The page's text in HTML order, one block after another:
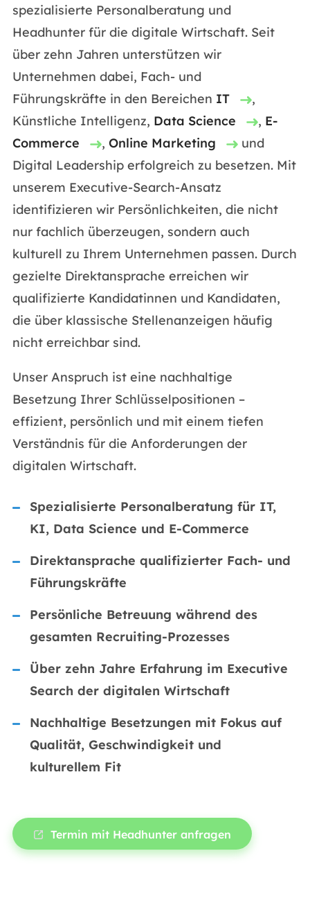
spezialisierte Personalberatung und
Headhunter für die digitale Wirtschaft. Seit
über zehn Jahren unterstützen wir
Unternehmen dabei, Fach- und
Führungskräfte in den Bereichen IT
,
Künstliche Intelligenz, Data Science , E-
Commerce
, Online Marketing
und
Digital Leadership erfolgreich zu besetzen. Mit
unserem Executive-Search-Ansatz
identifizieren wir Persönlichkeiten, die nicht
nur fachlich überzeugen, sondern auch
kulturell zu Ihrem Unternehmen passen. Durch
gezielte Direktansprache erreichen wir
qualifizierte Kandidatinnen und Kandidaten,
die über klassische Stellenanzeigen häufig
nicht erreichbar sind.
Unser Anspruch ist eine nachhaltige
Besetzung Ihrer Schlüsselpositionen –
effizient, persönlich und mit einem tiefen
Verständnis für die Anforderungen der
digitalen Wirtschaft.
Spezialisierte Personalberatung für IT,
KI, Data Science und E-Commerce
Direktansprache qualifizierter Fach- und
Führungskräfte
Persönliche Betreuung während des
gesamten Recruiting-Prozesses
Über zehn Jahre Erfahrung im Executive
Search der digitalen Wirtschaft
Nachhaltige Besetzungen mit Fokus auf
Qualität, Geschwindigkeit und
kulturellem Fit
Termin mit Headhunter anfragen